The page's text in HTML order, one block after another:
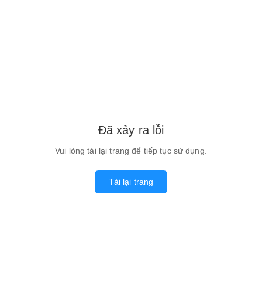
Đã xảy ra lỗi
Vui lòng tải lại trang để tiếp tục sử dụng.
Tải lại trang